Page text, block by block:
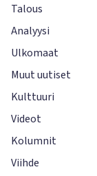
Talous
Analyysi
Ulkomaat
Muut uutiset
Kulttuuri
Videot
Kolumnit
Viihde